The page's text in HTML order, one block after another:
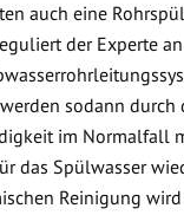
auch eine
der Experte
sodann durch
im Normalfall
das Spülwasser
Reinigung